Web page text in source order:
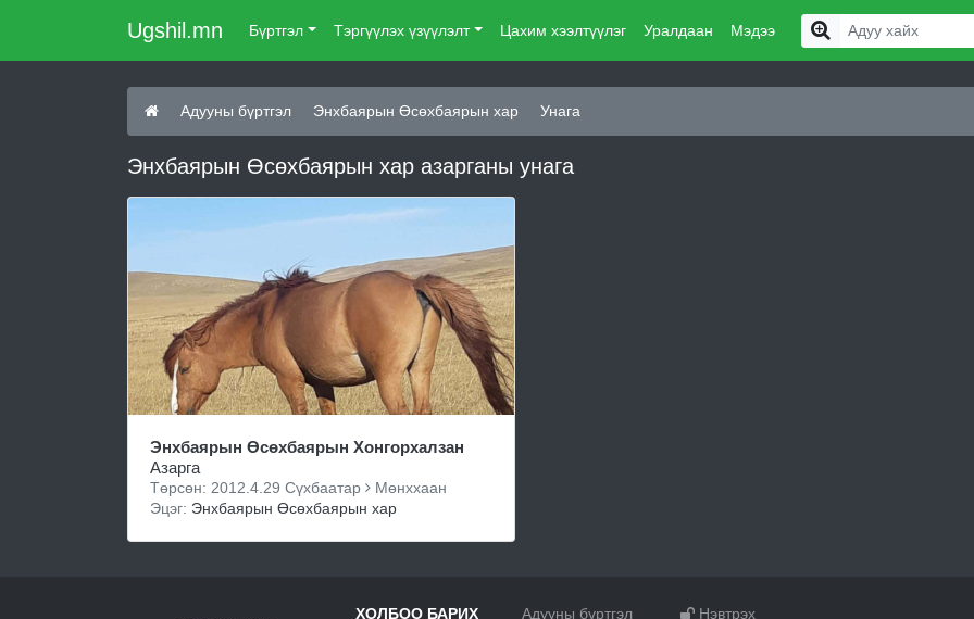
Ugshil.mn Бүртгэл Тэргүүлэх үзүүлэлт Цахим хээлтүүлэг Уралдаан Мэдээ
Адууны бүртгэл Энхбаярын Өсөхбаярын хар Унага
Энхбаярын Өсөхбаярын хар азарганы унага
Энхбаярын Өсөхбаярын Хонгорхалзан
Азарга
Төрсөн: 2012.4.29 Сүхбаатар
Мөнххаан
Эцэг: Энхбаярын Өсөхбаярын хар
ХОЛБОО БАРИХ
Адууны бүртгэл
Нэвтрэх